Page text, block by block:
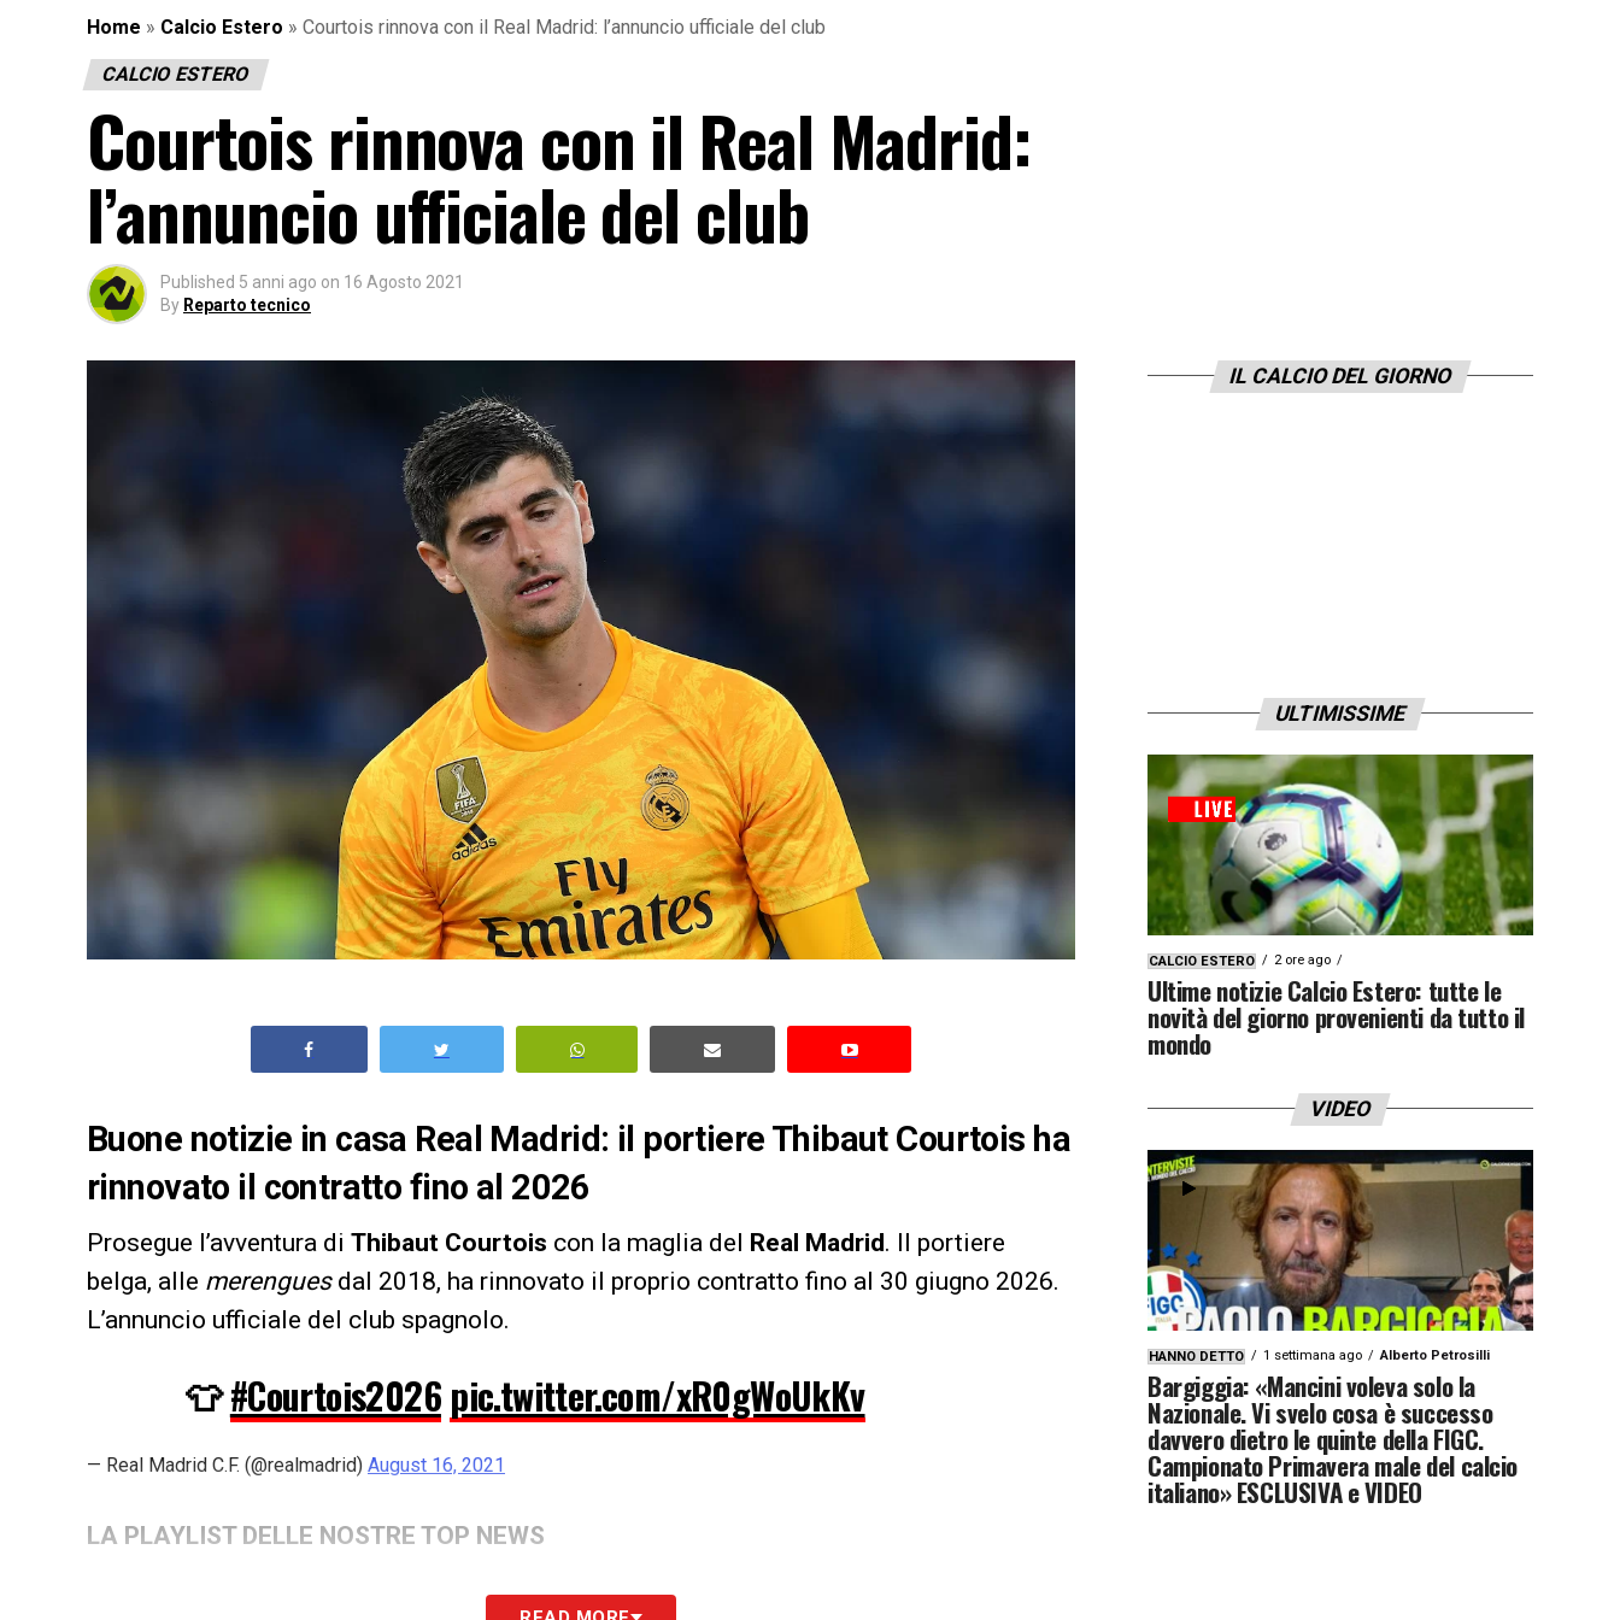
Home » Calcio Estero » Courtois rinnova con il Real Madrid: l’annuncio ufficiale del club
CALCIO ESTERO
Courtois rinnova con il Real Madrid:
l’annuncio ufficiale del club
Published 5 anni ago on 16 Agosto 2021
By Reparto tecnico
Buone notizie in casa Real Madrid: il portiere Thibaut Courtois ha
rinnovato il contratto fino al 2026
Prosegue l’avventura di Thibaut Courtois con la maglia del Real Madrid. Il portiere
belga, alle merengues dal 2018, ha rinnovato il proprio contratto fino al 30 giugno 2026.
L’annuncio ufficiale del club spagnolo.
👕#Courtois2026 pic.twitter.com/xR0gWoUkKv
— Real Madrid C.F. (@realmadrid) August 16, 2021
LA PLAYLIST DELLE NOSTRE TOP NEWS
IL CALCIO DEL GIORNO
ULTIMISSIME
CALCIO ESTERO 2 ore ago
Ultime notizie Calcio Estero: tutte le
novità del giorno provenienti da tutto il
mondo
VIDEO
HANNO DETTO 1 settimana ago Alberto Petrosilli
Bargiggia: «Mancini voleva solo la
Nazionale. Vi svelo cosa è successo
davvero dietro le quinte della FIGC.
Campionato Primavera male del calcio
italiano» ESCLUSIVA e VIDEO